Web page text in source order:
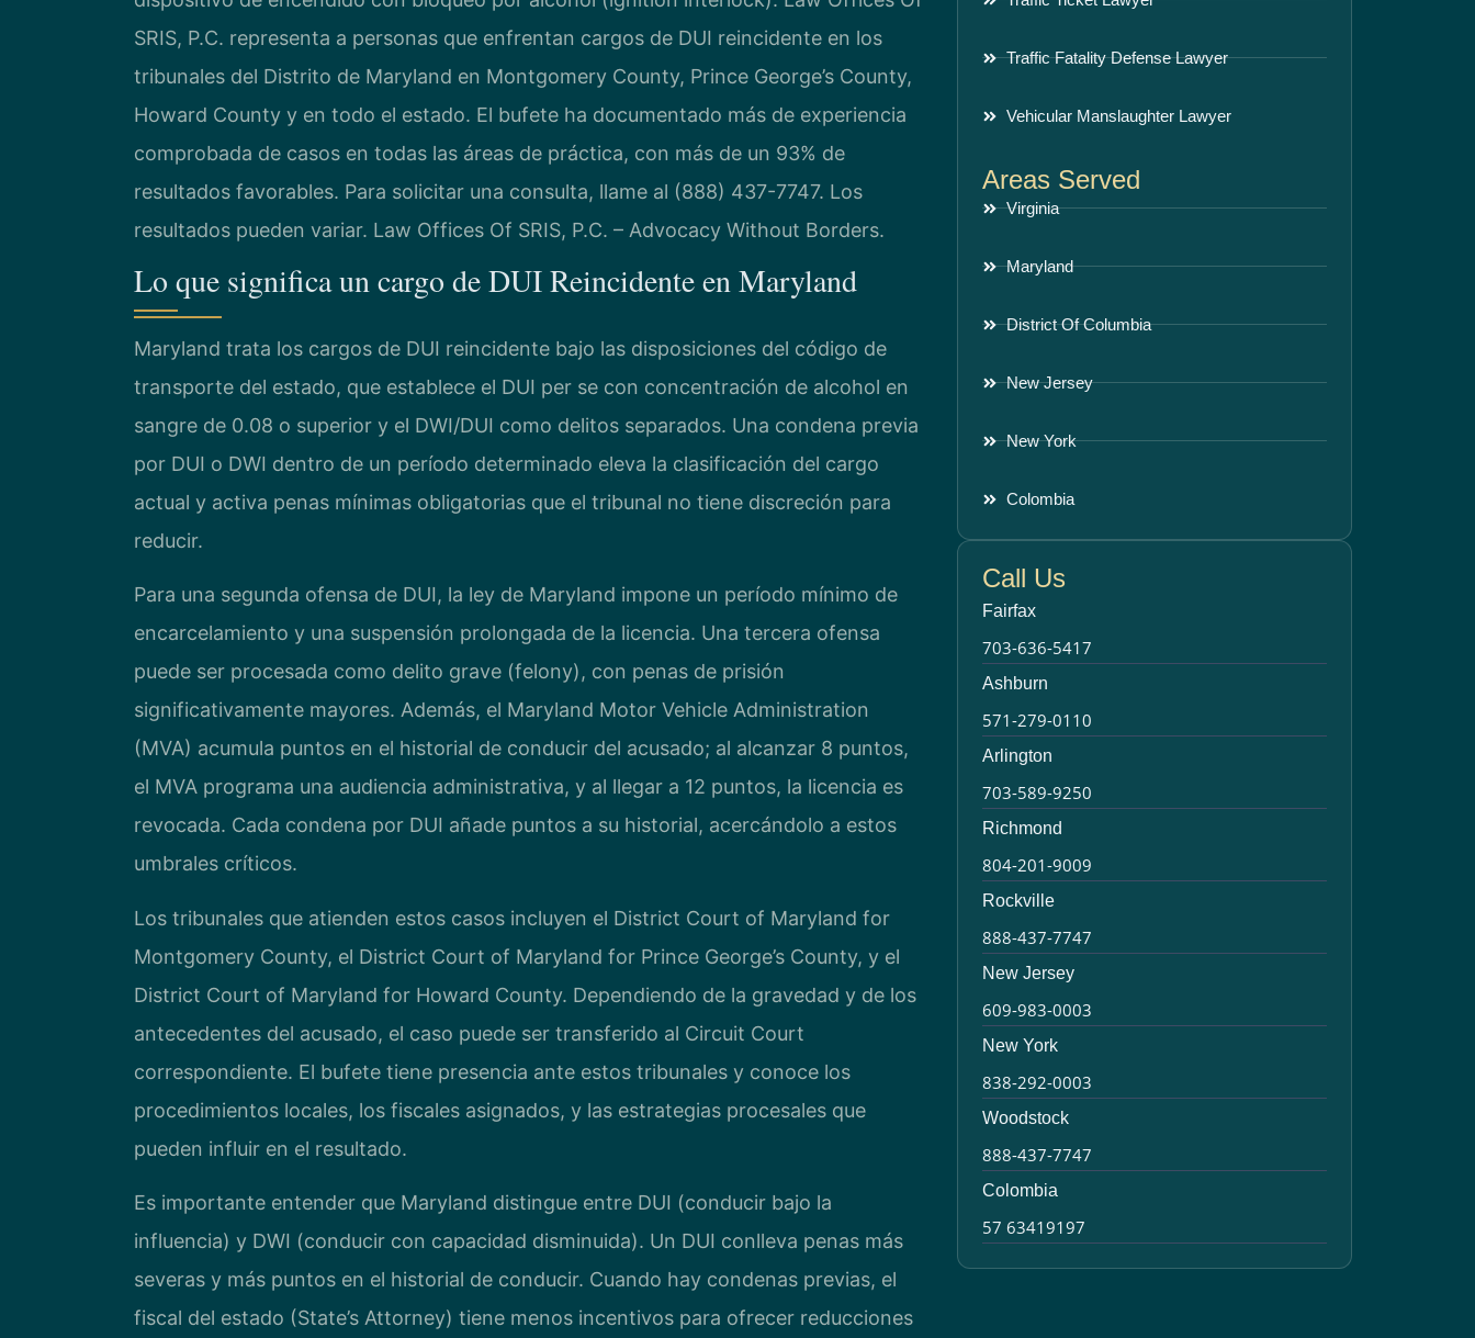
SRIS, P.C. representa a personas que enfrentan cargos de DUI reincidente en los
tribunales del Distrito de Maryland en Montgomery County, Prince George’s County,
Howard County y en todo el estado. El bufete ha documentado más de experiencia
comprobada de casos en todas las áreas de práctica, con más de un 93% de
resultados favorables. Para solicitar una consulta, llame al (888) 437-7747. Los
resultados pueden variar. Law Offices Of SRIS, P.C. – Advocacy Without Borders.
Lo que significa un cargo de DUI Reincidente en Maryland
Maryland trata los cargos de DUI reincidente bajo las disposiciones del código de
transporte del estado, que establece el DUI per se con concentración de alcohol en
sangre de 0.08 o superior y el DWI/DUI como delitos separados. Una condena previa
por DUI o DWI dentro de un período determinado eleva la clasificación del cargo
actual y activa penas mínimas obligatorias que el tribunal no tiene discreción para
reducir.
Para una segunda ofensa de DUI, la ley de Maryland impone un período mínimo de
encarcelamiento y una suspensión prolongada de la licencia. Una tercera ofensa
puede ser procesada como delito grave (felony), con penas de prisión
significativamente mayores. Además, el Maryland Motor Vehicle Administration
(MVA) acumula puntos en el historial de conducir del acusado; al alcanzar 8 puntos,
el MVA programa una audiencia administrativa, y al llegar a 12 puntos, la licencia es
revocada. Cada condena por DUI añade puntos a su historial, acercándolo a estos
umbrales críticos.
Los tribunales que atienden estos casos incluyen el District Court of Maryland for
Montgomery County, el District Court of Maryland for Prince George’s County, y el
District Court of Maryland for Howard County. Dependiendo de la gravedad y de los
antecedentes del acusado, el caso puede ser transferido al Circuit Court
correspondiente. El bufete tiene presencia ante estos tribunales y conoce los
procedimientos locales, los fiscales asignados, y las estrategias procesales que
pueden influir en el resultado.
Es importante entender que Maryland distingue entre DUI (conducir bajo la
influencia) y DWI (conducir con capacidad disminuida). Un DUI conlleva penas más
severas y más puntos en el historial de conducir. Cuando hay condenas previas, el
fiscal del estado (State’s Attorney) tiene menos incentivos para ofrecer reducciones
Traffic Fatality Defense Lawyer
Vehicular Manslaughter Lawyer
Areas Served
Virginia
Maryland
District Of Columbia
New Jersey
New York
Colombia
Call Us
Fairfax
703-636-5417
Ashburn
571-279-0110
Arlington
703-589-9250
Richmond
804-201-9009
Rockville
888-437-7747
New Jersey
609-983-0003
New York
838-292-0003
Woodstock
888-437-7747
Colombia
57 63419197